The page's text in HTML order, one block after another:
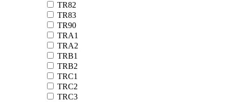
TR82
TR83
TR90
TRA1
TRA2
TRB1
TRB2
TRC1
TRC2
TRC3